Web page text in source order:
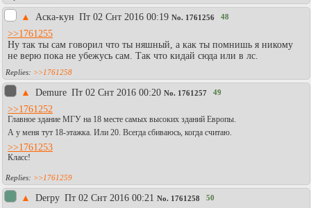
▲ Аска-кун Пт 02 Снт 2016 00:19 No. 1761256 48
>>1761255
Ну так ты сам говорил что ты няшный, а как ты помнишь я никому
не верю пока не убежусь сам. Так что кидай сюда или в лс.
>>1761258
▲ Demure Пт 02 Снт 2016 00:20 No. 1761257 49
>>1761252
Главное здание МГУ на 18 месте самых высоких зданий Европы.
А у меня тут 18-этажка. Или 20. Всегда сбиваюсь, когда считаю.
>>1761253
Класс!
>>1761259
▲ Derpy Пт 02 Снт 2016 00:21 No. 1761258 50